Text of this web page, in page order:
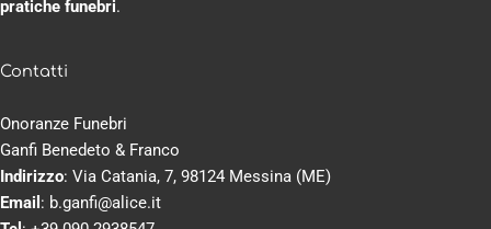
pratiche funebri.
Contatti
Onoranze Funebri
Ganfi Benedeto & Franco
Indirizzo: Via Catania, 7, 98124 Messina (ME)
Email : b.ganfi@alice.it